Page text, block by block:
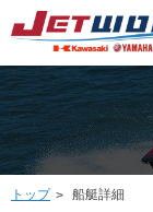
トップ 船艇詳細